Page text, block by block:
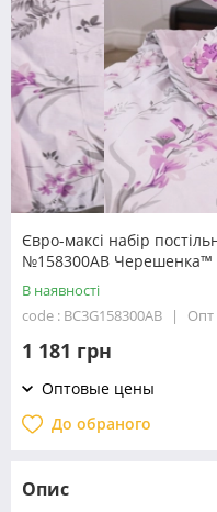
Євро-максі набір
№158300AB Черешенка™
В наявності
code : BC3G158300AB
Опт
1 181 грн
Оптовые цены
До обраного
Опис